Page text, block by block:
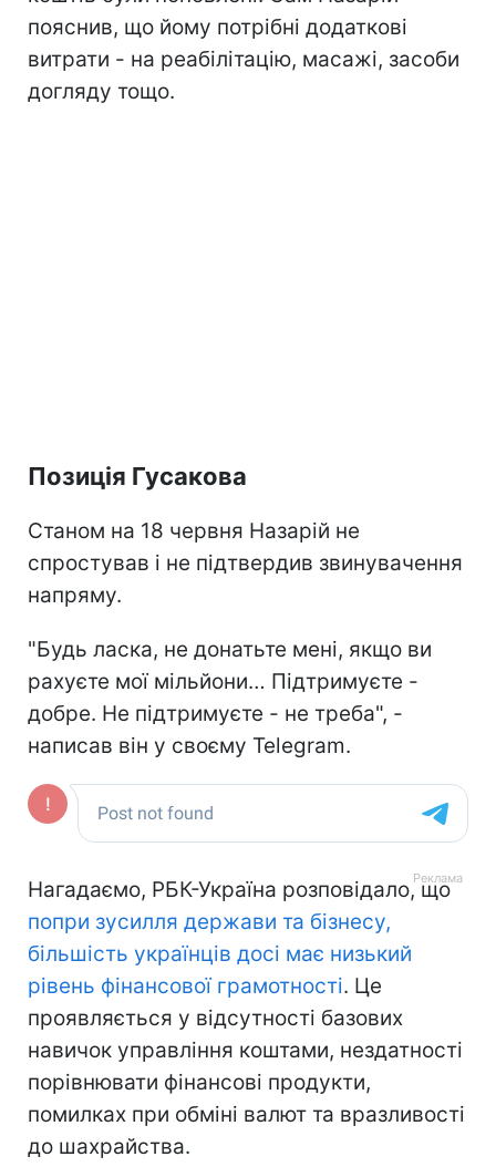
пояснив, що йому потрібні додаткові
витрати - на реабілітацію, масажі, засоби
догляду тощо.
Позиція Гусакова
Станом на 18 червня Назарій не
спростував і не підтвердив звинувачення
напряму.
"Будь ласка, не донатьте мені, якщо ви
рахуєте мої мільйони… Підтримуєте -
добре. Не підтримуєте - не треба", -
написав він у своєму Telegram.
Нагадаємо, РБК-Україна розповідало, що
попри зусилля держави та бізнесу,
більшість українців досі має низький
рівень фінансової грамотності. Це
проявляється у відсутності базових
навичок управління коштами, нездатності
порівнювати фінансові продукти,
помилках при обміні валют та вразливості
до шахрайства.